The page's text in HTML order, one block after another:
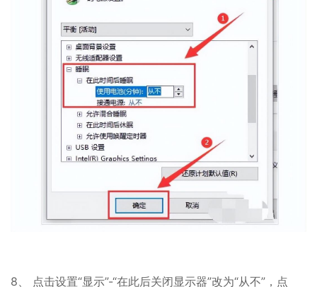
8、 点击设置“显示”-“在此后关闭显示器”改为“从不”，点